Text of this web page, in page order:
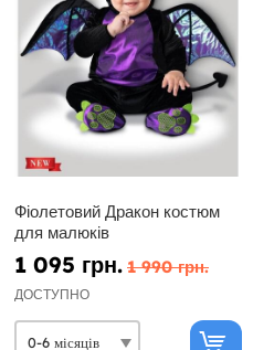
Фіолетовий Дракон костюм
для малюків
1 095 грн. 1 990 грн.
ДОСТУПНО